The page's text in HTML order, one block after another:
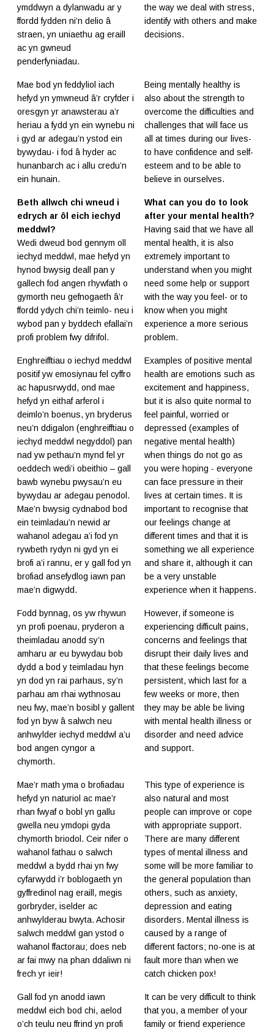
ymddwyn a dylanwadu ar y
ffordd fydden ni’n delio â
straen, yn uniaethu ag eraill
ac yn gwneud
penderfyniadau.
the way we deal with stress,
identify with others and make
decisions.
Mae bod yn feddyliol iach
hefyd yn ymwneud â’r cryfder i
oresgyn yr anawsterau a’r
heriau a fydd yn ein wynebu ni
i gyd ar adegau’n ystod ein
bywydau- i fod â hyder ac
hunanbarch ac i allu credu’n
ein hunain.
Being mentally healthy is
also about the strength to
overcome the difficulties and
challenges that will face us
all at times during our lives-
to have confidence and self-
esteem and to be able to
believe in ourselves.
Beth allwch chi wneud i
edrych ar ôl eich iechyd
meddwl?
Wedi dweud bod gennym oll
iechyd meddwl, mae hefyd yn
hynod bwysig deall pan y
gallech fod angen rhywfath o
gymorth neu gefnogaeth â’r
ffordd ydych chi’n teimlo- neu i
wybod pan y byddech efallai’n
profi problem fwy difrifol.
What can you do to look
after your mental health?
Having said that we have all
mental health, it is also
extremely important to
understand when you might
need some help or support
with the way you feel- or to
know when you might
experience a more serious
problem.
Enghreifftiau o iechyd meddwl
positif yw emosiynau fel cyffro
ac hapusrwydd, ond mae
hefyd yn eithaf arferol i
deimlo’n boenus, yn bryderus
neu’n ddigalon (enghreifftiau o
iechyd meddwl negyddol) pan
nad yw pethau’n mynd fel yr
oeddech wedi’i obeithio – gall
bawb wynebu pwysau’n eu
bywydau ar adegau penodol.
Mae’n bwysig cydnabod bod
ein teimladau’n newid ar
wahanol adegau a’i fod yn
rywbeth rydyn ni gyd yn ei
brofi a’i rannu, er y gall fod yn
brofiad ansefydlog iawn pan
mae’n digwydd.
Examples of positive mental
health are emotions such as
excitement and happiness,
but it is also quite normal to
feel painful, worried or
depressed (examples of
negative mental health)
when things do not go as
you were hoping - everyone
can face pressure in their
lives at certain times. It is
important to recognise that
our feelings change at
different times and that it is
something we all experience
and share it, although it can
be a very unstable
experience when it happens.
Fodd bynnag, os yw rhywun
yn profi poenau, pryderon a
theimladau anodd sy’n
amharu ar eu bywydau bob
dydd a bod y teimladau hyn
yn dod yn rai parhaus, sy’n
parhau am rhai wythnosau
neu fwy, mae’n bosibl y gallent
fod yn byw â salwch neu
anhwylder iechyd meddwl a’u
bod angen cyngor a
chymorth.
However, if someone is
experiencing difficult pains,
concerns and feelings that
disrupt their daily lives and
that these feelings become
persistent, which last for a
few weeks or more, then
they may be able be living
with mental health illness or
disorder and need advice
and support.
Mae’r math yma o brofiadau
hefyd yn naturiol ac mae’r
rhan fwyaf o bobl yn gallu
gwella neu ymdopi gyda
chymorth briodol. Ceir nifer o
wahanol fathau o salwch
meddwl a bydd rhai yn fwy
cyfarwydd i’r boblogaeth yn
gyffredinol nag eraill, megis
gorbryder, iselder ac
anhwylderau bwyta. Achosir
salwch meddwl gan ystod o
wahanol ffactorau; does neb
ar fai mwy na phan ddaliwn ni
frech yr ieir!
This type of experience is
also natural and most
people can improve or cope
with appropriate support.
There are many different
types of mental illness and
some will be more familiar to
the general population than
others, such as anxiety,
depression and eating
disorders. Mental illness is
caused by a range of
different factors; no-one is at
fault more than when we
catch chicken pox!
Gall fod yn anodd iawn
meddwl eich bod chi, aelod
o’ch teulu neu ffrind yn profi
It can be very difficult to think
that you, a member of your
family or friend experience